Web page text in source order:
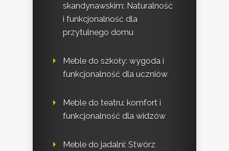
skandynawskim: Naturalność
i funkcjonalność dla
przytulnego domu
Meble do szkoły: wygoda i
funkcjonalność dla uczniów
Meble do teatru: komfort i
funkcjonalność dla widzów
Meble do jadalni: Stwórz